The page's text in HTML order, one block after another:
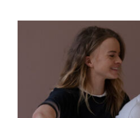
Jivamukti
Open
mit
Marie
Nils